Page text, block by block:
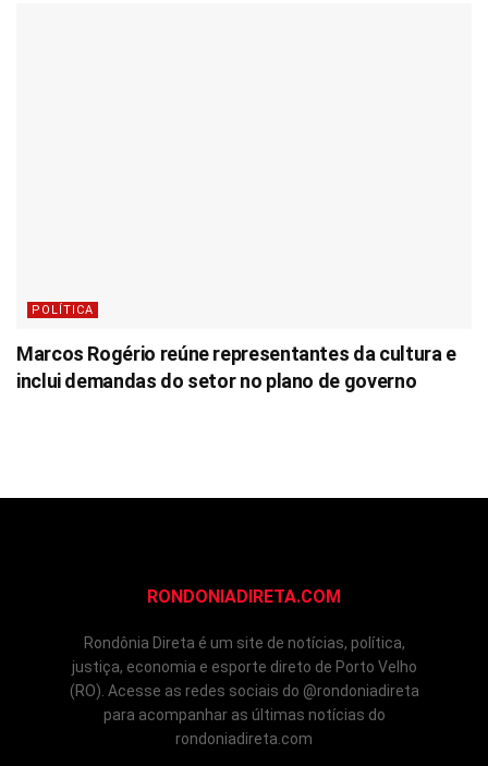
POLÍTICA
Marcos Rogério reúne representantes da cultura e
inclui demandas do setor no plano de governo
RONDONIADIRETA.COM
Rondônia Direta é um site de notícias, política,
justiça, economia e esporte direto de Porto Velho
(RO). Acesse as redes sociais do @rondoniadireta
para acompanhar as últimas notícias do
rondoniadireta.com